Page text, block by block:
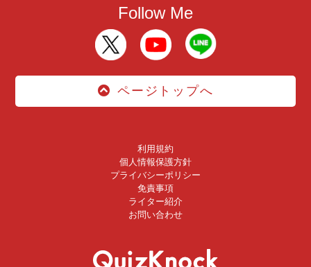
Follow Me
ページトップへ
利用規約
個人情報保護方針
プライバシーポリシー
免責事項
ライター紹介
お問い合わせ